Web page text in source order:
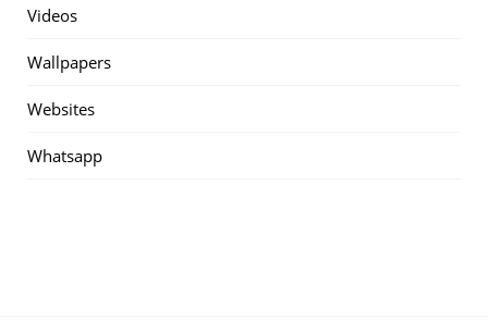
Videos
Wallpapers
Websites
Whatsapp